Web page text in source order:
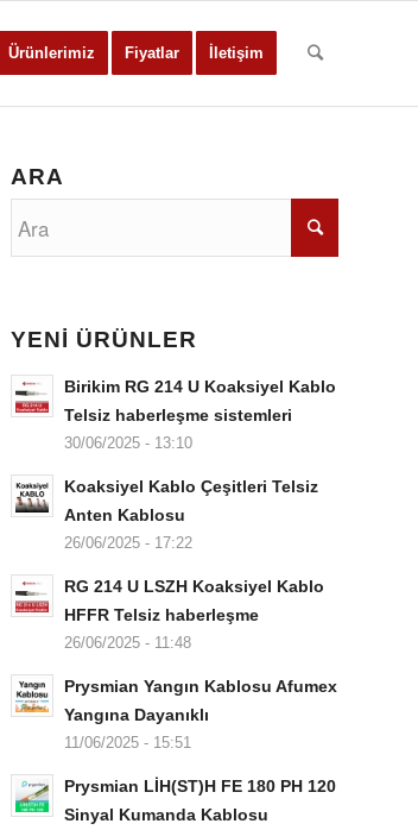
Ürünlerimiz Fiyatlar İletişim
ARA
YENİ ÜRÜNLER
Birikim RG 214 U Koaksiyel Kablo
Telsiz haberleşme sistemleri
30/06/2025 - 13:10
Koaksiyel Kablo Çeşitleri Telsiz
Anten Kablosu
26/06/2025 - 17:22
RG 214 U LSZH Koaksiyel Kablo
HFFR Telsiz haberleşme
26/06/2025 - 11:48
Prysmian Yangın Kablosu Afumex
Yangına Dayanıklı
11/06/2025 - 15:51
Prysmian LİH(ST)H FE 180 PH 120
Sinyal Kumanda Kablosu